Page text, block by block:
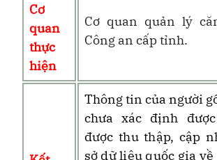
Cơ
quan
thực
hiện
Cơ quan quản lý
Công an cấptỉnh.
Thông tin của người
chưa xác định
được thu thập, cập
sở dữ liệu quốc gia về